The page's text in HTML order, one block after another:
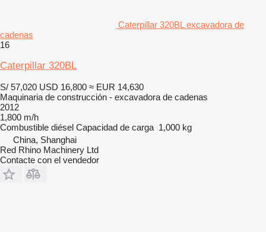
Caterpillar 320BL excavadora de
cadenas
16
Caterpillar 320BL
S/ 57,020 USD 16,800 ≈ EUR 14,630
Maquinaria de construcción - excavadora de cadenas
2012
1,800 m/h
Combustible diésel Capacidad de carga 1,000 kg
China, Shanghai
Red Rhino Machinery Ltd
Contacte con el vendedor